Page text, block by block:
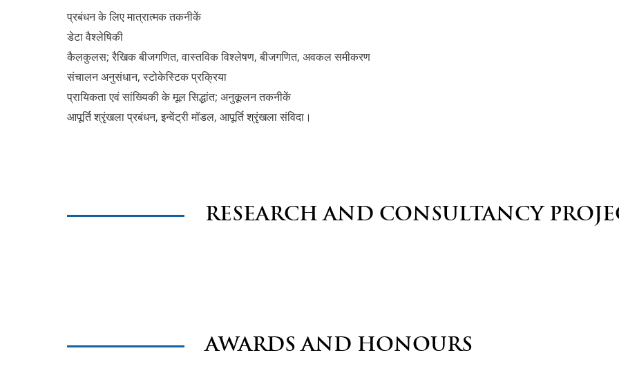
प्रबंधन के लिए मात्रात्मक तकनीकें
डेटा वैश्लेषिकी
कैलकुलस; रैखिक बीजगणित, वास्तविक विश्लेषण, बीजगणित, अवकल समीकरण
संचालन अनुसंधान, स्टोकेस्टिक प्रक्रिया
प्रायिकता एवं सांख्यिकी के मूल सिद्धांत; अनुकूलन तकनीकें
आपूर्ति श्रृंखला प्रबंधन, इन्वेंट्री मॉडल, आपूर्ति श्रृंखला संविदा।
RESEARCH AND CONSULTANCY
AWARDS AND HONOURS